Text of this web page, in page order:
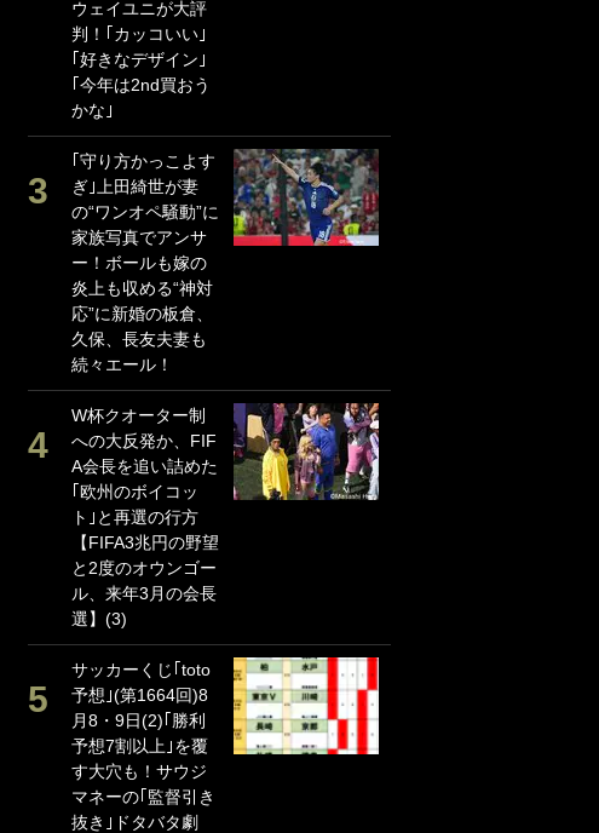
ウェイユニが大評
判！｢カッコいい｣
｢好きなデザイン｣
｢今年は2nd買おう
かな｣
｢守り方かっこよす
ぎ｣上田綺世が妻
の“ワンオペ騒動”に
家族写真でアンサ
ー！ボールも嫁の
炎上も収める“神対
応”に新婚の板倉、
久保、長友夫妻も
続々エール！
W杯クオーター制
への大反発か、FIF
A会長を追い詰めた
｢欧州のボイコッ
ト｣と再選の行方
【FIFA3兆円の野望
と2度のオウンゴー
ル、来年3月の会長
選】(3)
サッカーくじ｢toto
予想｣(第1664回)8
月8・9日(2)｢勝利
予想7割以上｣を覆
す大穴も！サウジ
マネーの｢監督引き
抜き｣ドタバタ劇